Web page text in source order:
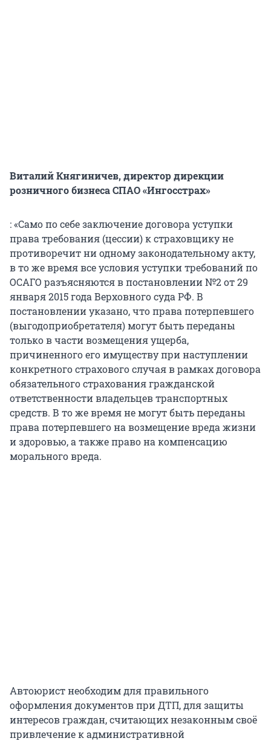
Виталий Княгиничев, директор дирекции
розничного бизнеса СПАО «Ингосстрах»
: «Само по себе заключение договора уступки
права требования (цессии) к страховщику не
противоречит ни одному законодательному акту,
в то же время все условия уступки требований по
ОСАГО разъясняются в постановлении №2 от 29
января 2015 года Верховного суда РФ. В
постановлении указано, что права потерпевшего
(выгодоприобретателя) могут быть переданы
только в части возмещения ущерба,
причиненного его имуществу при наступлении
конкретного страхового случая в рамках договора
обязательного страхования гражданской
ответственности владельцев транспортных
средств. В то же время не могут быть переданы
права потерпевшего на возмещение вреда жизни
и здоровью, а также право на компенсацию
морального вреда.
Автоюрист необходим для правильного
оформления документов при ДТП, для защиты
интересов граждан, считающих незаконным своё
привлечение к административной